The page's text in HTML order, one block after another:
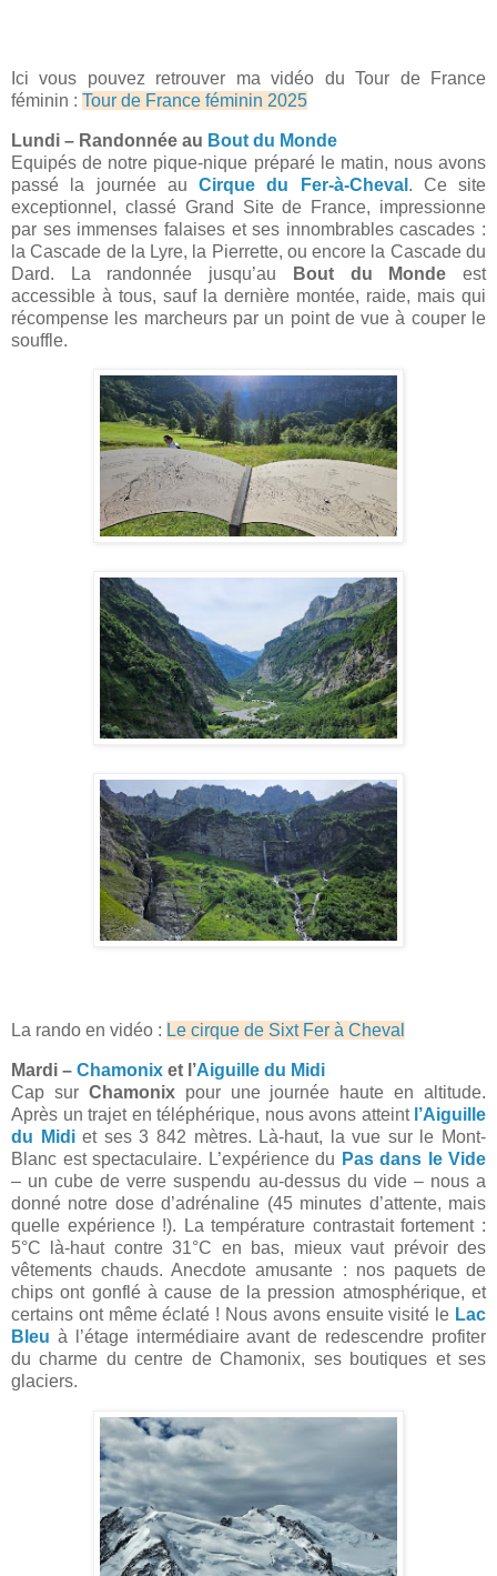
Ici vous pouvez retrouver ma vidéo du Tour de France
féminin : Tour de France féminin 2025
Lundi – Randonnée au Bout du Monde
Equipés de notre pique-nique préparé le matin, nous avons
passé la journée au Cirque du Fer-à-Cheval . Ce site
exceptionnel, classé Grand Site de France, impressionne
par ses immenses falaises et ses innombrables cascades :
la Cascade de la Lyre, la Pierrette, ou encore la Cascade du
Dard. La randonnée jusqu’au
Bout du Monde est
accessible à tous, sauf la dernière montée, raide, mais qui
récompense les marcheurs par un point de vue à couper le
souffle.
La rando en vidéo : Le cirque de Sixt Fer à Cheval
Mardi – Chamonix et l’Aiguille du Midi
Cap sur Chamonixpour une journée haute en altitude.
Après un trajet en téléphérique, nous avons atteint l’Aiguille
du Midiet ses 3 842 mètres. Là-haut, la vue sur le Mont-
Blanc est spectaculaire. L’expérience du Pas dans le Vide
– un cube de verre suspendu au-dessus du vide – nous a
donné notre dose d’adrénaline (45 minutes d’attente, mais
quelle expérience !). La température contrastait fortement :
5°C là-haut contre 31°C en bas, mieux vaut prévoir des
vêtements chauds. Anecdote amusante : nos paquets de
chips ont gonflé à cause de la pression atmosphérique, et
certains ont même éclaté ! Nous avons ensuite visité le Lac
Bleu à l’étage intermédiaire avant de redescendre profiter
du charme du centre de Chamonix, ses boutiques et ses
glaciers.